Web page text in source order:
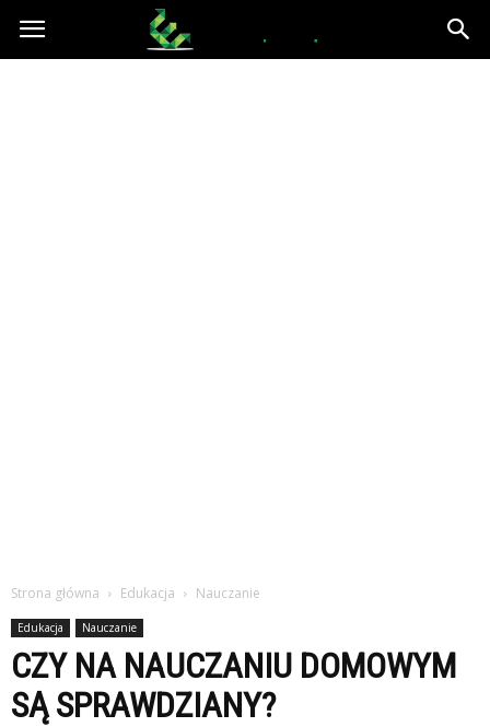
epce.org.pl
Strona główna Edukacja Nauczanie
Edukacja Nauczanie
CZY NA NAUCZANIU DOMOWYM
SĄ SPRAWDZIANY?